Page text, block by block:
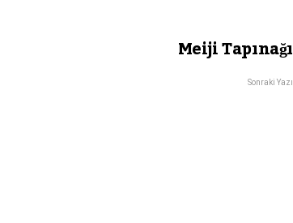
Meiji Tapınağı
Sonraki Yazı